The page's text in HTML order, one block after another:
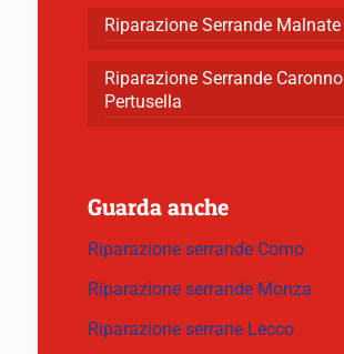
Riparazione Serrande Malnate
Riparazione Serrande Caronno
Pertusella
Guarda anche
Riparazione serrande Como
Riparazione serrande Monza
Riparazione serrane Lecco